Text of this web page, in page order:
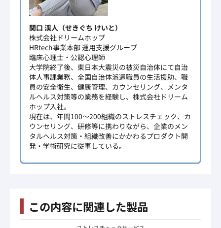
関口 渓人（せきぐち けいと）
株式会社ドリームホップ
HRtech事業本部 運用支援グループ
臨床心理士・公認心理師
大学院終了後、東日本大震災の被災自治体にて自治
体人事課業務、全国自治体派遣職員の生活援助、職
員の安全衛生、健康管理、カウンセリング、メンタ
ルヘルス対策等の業務を経験し、株式会社ドリーム
ホップ入社。
現在は、年間100～200組織のストレスチェック、カ
ウンセリング、研修等に携わりながら、企業のメン
タルヘルス対策・組織改善にかかわるプロダクト開
発・学術研究に従事している。
この内容に関連した製品